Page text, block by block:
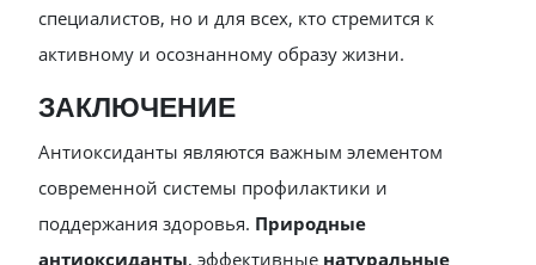
специалистов, но и для всех, кто стремится к
активному и осознанному образу жизни.
ЗАКЛЮЧЕНИЕ
Антиоксиданты являются важным элементом
современной системы профилактики и
поддержания здоровья. Природные
антиоксиданты, эффективные натуральные